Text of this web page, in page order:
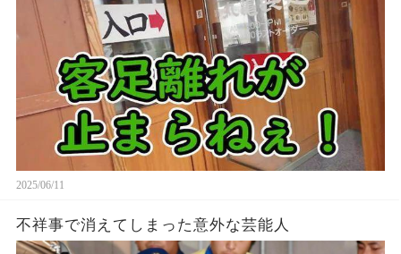
2025/06/11
不祥事で消えてしまった意外な芸能人